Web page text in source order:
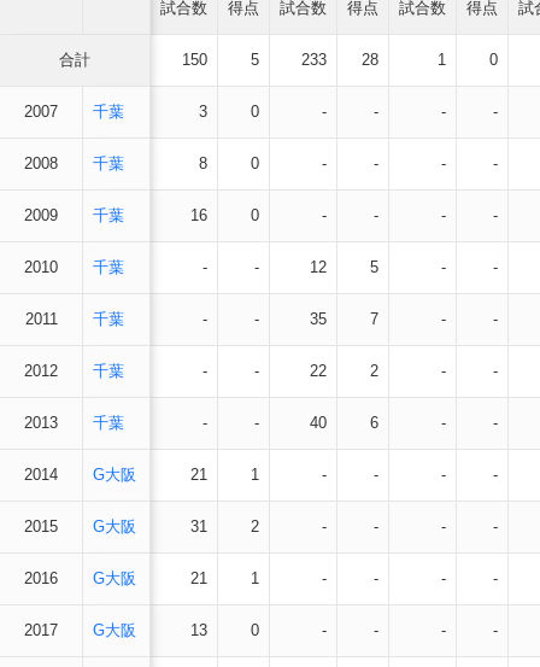
試合数 得点 試合数 得点 試合数 得点 試
合計 150 5 233 28 1 0
2007 千葉 3 0 - - - -
2008 千葉 8 0 - - - -
2009 千葉 16 0 - - - -
2010 千葉 - - 12 5 - -
2011 千葉 - - 35 7 - -
2012 千葉 - - 22 2 - -
2013 千葉 - - 40 6 - -
2014 G大阪 21 1 - - - -
2015 G大阪 31 2 - - - -
2016 G大阪 21 1 - - - -
2017 G大阪 13 0 - - - -